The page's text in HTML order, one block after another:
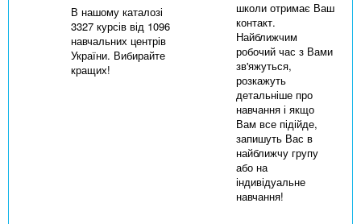
В нашому каталозі
3327 курсів від 1096
навчальних центрів
України. Вибирайте
кращих!
школи отримає Ваш
контакт.
Найближчим
робочий час з Вами
зв'яжуться,
розкажуть
детальніше про
навчання і якщо
Вам все підійде,
запишуть Вас в
найближчу групу
або на
індивідуальне
навчання!